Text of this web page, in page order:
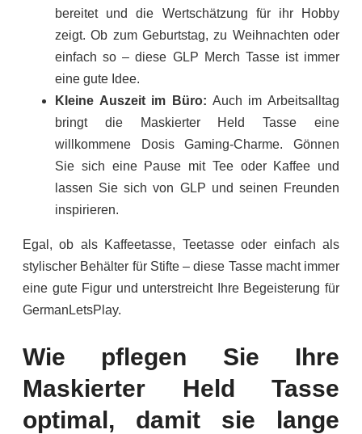
bereitet und die Wertschätzung für ihr Hobby
zeigt. Ob zum Geburtstag, zu Weihnachten oder
einfach so – diese GLP Merch Tasse ist immer
eine gute Idee.
Kleine Auszeit im Büro: Auch im Arbeitsalltag
bringt die Maskierter Held Tasse eine
willkommene Dosis Gaming-Charme. Gönnen
Sie sich eine Pause mit Tee oder Kaffee und
lassen Sie sich von GLP und seinen Freunden
inspirieren.
Egal, ob als Kaffeetasse, Teetasse oder einfach als
stylischer Behälter für Stifte – diese Tasse macht immer
eine gute Figur und unterstreicht Ihre Begeisterung für
GermanLetsPlay.
Wie pflegen Sie Ihre
Maskierter Held Tasse
optimal, damit sie lange